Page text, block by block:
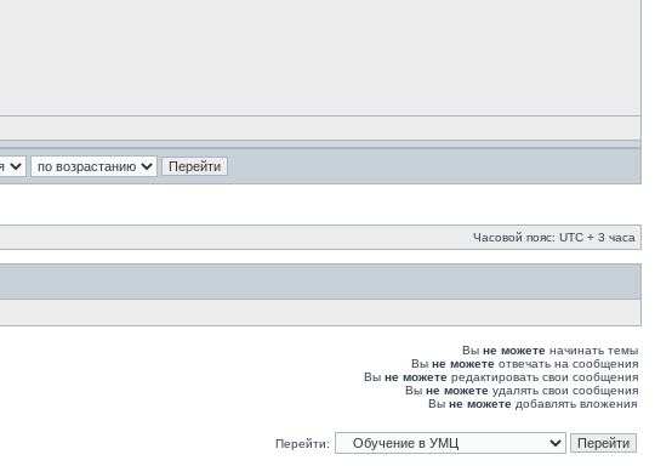
Часовой пояс: UTC + 3 часа
Вы не можете начинать темы
Вы не можете отвечать на сообщения
Вы не можете редактировать свои сообщения
Вы не можете удалять свои сообщения
Вы не можете добавлять вложения
Перейти: